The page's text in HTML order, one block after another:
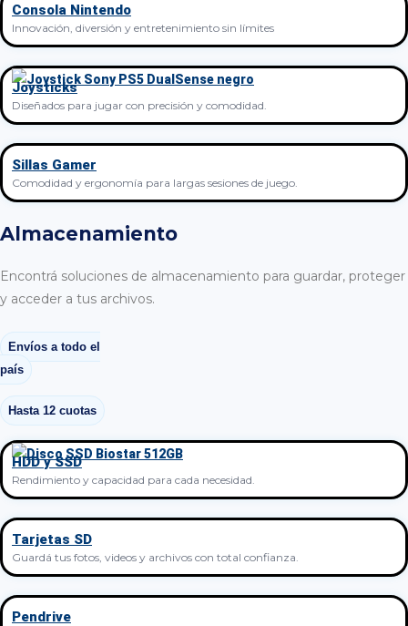
Consola Nintendo
Innovación, diversión y entretenimiento sin límites
Joysticks
Diseñados para jugar con precisión y comodidad.
Sillas Gamer
Comodidad y ergonomía para largas sesiones de juego.
Almacenamiento
Encontrá soluciones de almacenamiento para guardar, proteger
y acceder a tus archivos.
Envíos a todo el
país
Hasta 12 cuotas
HDD y SSD
Rendimiento y capacidad para cada necesidad.
Tarjetas SD
Guardá tus fotos, videos y archivos con total confianza.
Pendrive